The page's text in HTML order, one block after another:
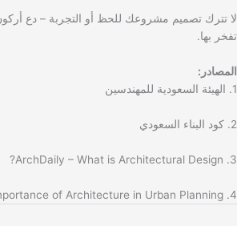
لا تترك تصميم مشروعك للحظ أو التجربة – دع
تفخر بها.
المصادر:
1. الهيئة السعودية للمهندسين
2. كود البناء السعودي
3. ArchDaily – What is Architectural Design?
4. Autodesk – The Importance of Architecture in Urban Planning